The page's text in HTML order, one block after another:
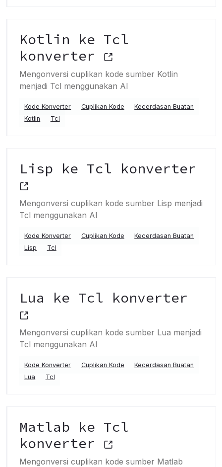
Kotlin ke Tcl
konverter
Mengonversi cuplikan kode sumber Kotlin
menjadi Tcl menggunakan AI
Kode Konverter Cuplikan Kode
Kecerdasan Buatan
Kotlin
Tcl
Lisp ke Tcl konverter
Mengonversi cuplikan kode sumber Lisp menjadi
Tcl menggunakan AI
Kode Konverter Cuplikan Kode
Kecerdasan Buatan
Lisp
Tcl
Lua ke Tcl konverter
Mengonversi cuplikan kode sumber Lua menjadi
Tcl menggunakan AI
Kode Konverter Cuplikan Kode
Kecerdasan Buatan
Lua
Tcl
Matlab ke Tcl
konverter
Mengonversi cuplikan kode sumber Matlab